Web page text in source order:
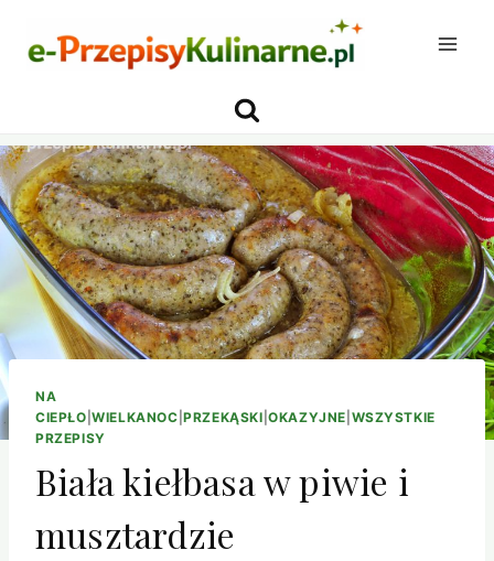
NA
CIEPŁO |WIELKANOC |PRZEKĄSKI |OKAZYJNE WSZYSTKIE
PRZEPISY
Biała kiełbasa w piwie i
musztardzie